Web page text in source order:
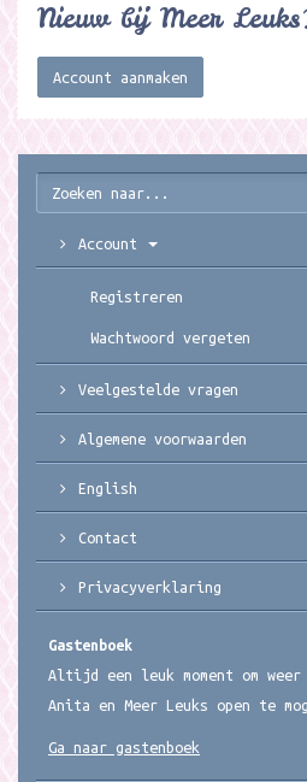
Nieuw bij Meer
Account aanmaken
Account
Registreren
Wachtwoord vergeten
Veelgestelde vragen
Algemene voorwaarden
English
Contact
Privacyverklaring
Gastenboek
Altijd een leuk moment om
Anita en Meer Leuks open te
Ga naar gastenboek